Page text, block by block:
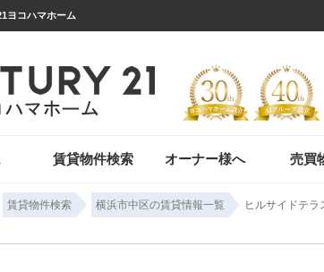
ヨコハマホーム
賃貸物件検索 オーナー様へ 売買
賃貸物件検索 横浜市中区の賃貸情報一覧 ヒルサイドテラ